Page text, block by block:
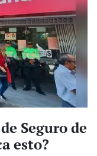
Seguro de
esto?